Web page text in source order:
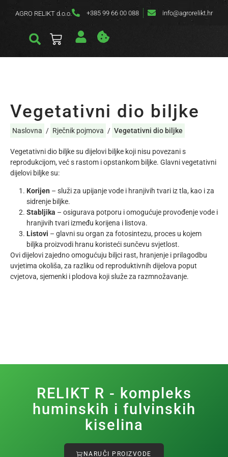
AGRO RELIKT d.o.o. +385 99 66 00 088 info@agrorelikt.hr
Vegetativni dio biljke
Naslovna / Rječnik pojmova / Vegetativni dio biljke
Vegetativni dio biljke su dijelovi biljke koji nisu povezani s
reprodukcijom, već s rastom i opstankom biljke. Glavni vegetativni
dijelovi biljke su:
Korijen – služi za upijanje vode i hranjivih tvari iz tla, kao i za
sidrenje biljke.
Stabljika – osigurava potporu i omogućuje provođenje vode i
hranjivih tvari između korijena i listova.
Listovi – glavni su organ za fotosintezu, proces u kojem
biljka proizvodi hranu koristeći sunčevu svjetlost.
Ovi dijelovi zajedno omogućuju biljci rast, hranjenje i prilagodbu
uvjetima okoliša, za razliku od reproduktivnih dijelova poput
cvjetova, sjemenki i plodova koji služe za razmnožavanje.
RELIKT R - kompleks
huminskih i fulvinskih
kiselina
NARUČI PROIZVODE